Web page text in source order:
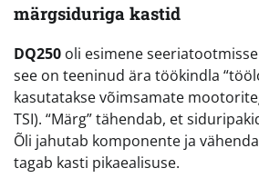
märgsiduriga kastid
DQ250 oli esimene
see on teeninud ära töökindla
kasutatakse võimsamate
TSI). “Märg” tähendab, et
Õli jahutab komponente ja
tagab kasti pikaealisuse.